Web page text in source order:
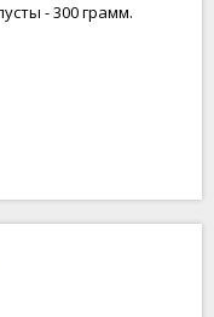
- 300 грамм.